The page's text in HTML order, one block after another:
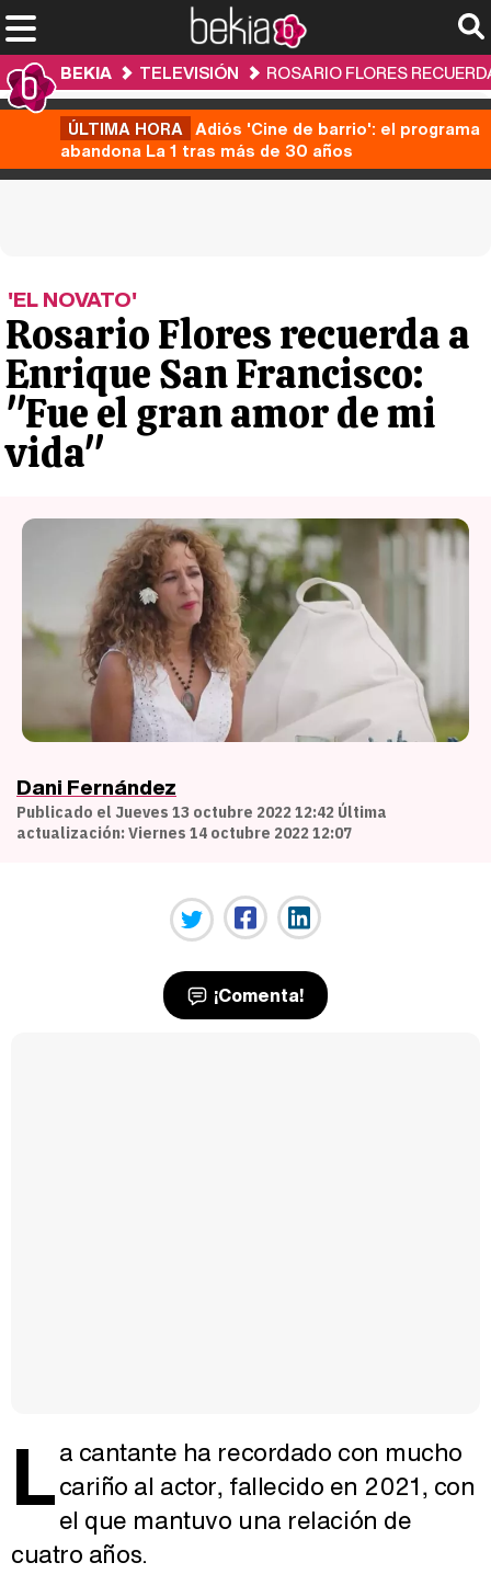
BEKIA TELEVISIÓN ROSARIO FLORES
ÚLTIMA HORA Adiós 'Cine de barrio': el programa
abandona La 1 tras más de 30 años
'EL NOVATO'
Rosario Flores recuerda a
Enrique San Francisco:
"Fue el gran amor de mi
vida"
Dani Fernández
Publicado el Jueves 13 octubre 2022 12:42 Última
actualización: Viernes 14 octubre 2022 12:07
¡Comenta!
La cantante ha recordado con mucho
cariño al actor, fallecido en 2021, con
el que mantuvo una relación de
cuatro años.